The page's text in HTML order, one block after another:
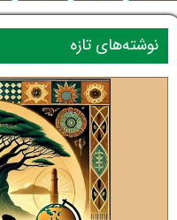
نوشته‌های تازه